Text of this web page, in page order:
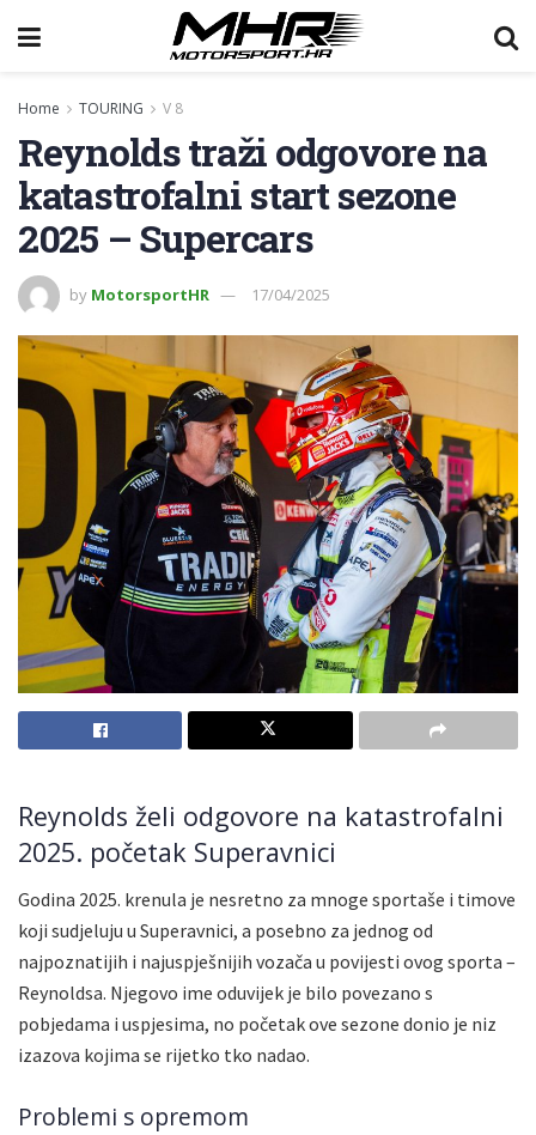
Home TOURING V 8
Reynolds traži odgovore na
katastrofalni start sezone
2025 – Supercars
by MotorsportHR 17/04/2025
Reynolds želi odgovore na katastrofalni
2025. početak Superavnici
Godina 2025. krenula je nesretno za mnoge sportaše i timove
koji sudjeluju u Superavnici, a posebno za jednog od
najpoznatijih i najuspješnijih vozača u povijesti ovog sporta –
Reynoldsa. Njegovo ime oduvijek je bilo povezano s
pobjedama i uspjesima, no početak ove sezone donio je niz
izazova kojima se rijetko tko nadao.
Problemi s opremom